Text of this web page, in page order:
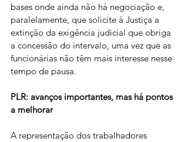
bases onde ainda não há negociação e,
paralelamente, que solicite à Justiça a
extinção da exigência judicial que obriga
a concessão do intervalo, uma vez que as
funcionárias não têm mais interesse nesse
tempo de pausa.
PLR: avanços importantes, mas há pontos
a melhorar
A representação dos trabalhadores